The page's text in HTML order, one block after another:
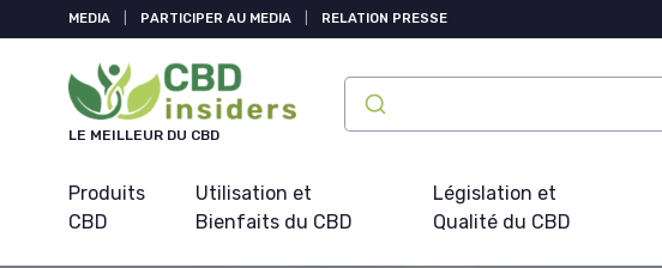
MEDIA PARTICIPER AU MEDIA RELATION PRESSE
LE MEILLEUR DU CBD
Produits
CBD
Utilisation et
Bienfaits du CBD
Législation et
Qualité du CBD
Panneau de gestion des cookies